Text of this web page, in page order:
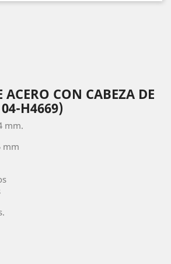
ACERO CON CABEZA DE
H4669)
mm.
mm